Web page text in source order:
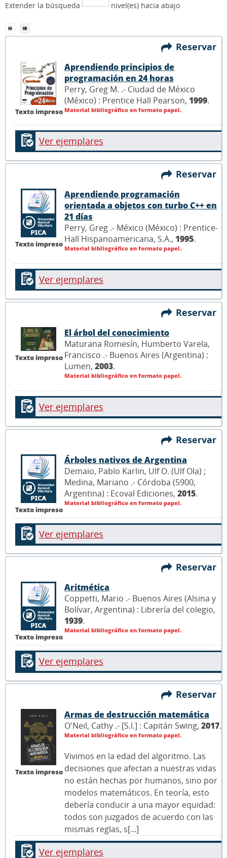
Extender la búsqueda nivel(es) hacia abajo
Reservar
Texto impreso
Aprendiendo principios de
programación en 24 horas
Perry, Greg M. .- Ciudad de México
(México) : Prentice Hall Pearson, 1999.
Material bibliográfico en formato papel.
Ver ejemplares
Reservar
Texto impreso
Aprendiendo programación
orientada a objetos con turbo C++ en
21 días
Perry, Greg .- México (México) : Prentice-
Hall Hispanoamericana, S.A., 1995.
Material bibliográfico en formato papel.
Ver ejemplares
Reservar
Texto impreso
El árbol del conocimiento
Maturana Romesín, Humberto Varela,
Francisco .- Buenos Aires (Argentina) :
Lumen, 2003.
Material bibliográfico en formato papel.
Ver ejemplares
Reservar
Texto impreso
Árboles nativos de Argentina
Demaio, Pablo Karlin, Ulf O. (Ulf Ola) ;
Medina, Mariano .- Córdoba (5900,
Argentina) : Ecoval Ediciones, 2015.
Material bibliográfico en formato papel.
Ver ejemplares
Reservar
Texto impreso
Aritmética
Coppetti, Mario .- Buenos Aires (Alsina y
Bolívar, Argentina) : Librería del colegio,
1939.
Material bibliográfico en formato papel.
Ver ejemplares
Reservar
Texto impreso
Armas de destrucción matemática
O'Neil, Cathy .- [S.l.] : Capitán Swing, 2017.
Material bibliográfico en formato papel.
Vivimos en la edad del algoritmo. Las
decisiones que afectan a nuestras vidas
no están hechas por humanos, sino por
modelos matemáticos. En teoría, esto
debería conducir a una mayor equidad:
todos son juzgados de acuerdo con las
mismas reglas, s[...]
Ver ejemplares